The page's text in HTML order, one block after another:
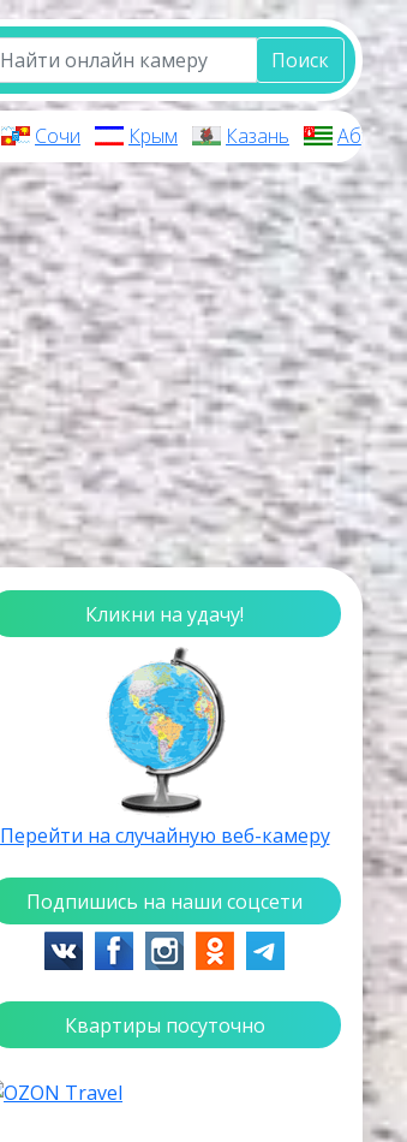
Поиск
Сочи Крым Казань
Кликни на удачу!
Перейти на случайную веб-камеру
Подпишись на наши соцсети
Квартиры посуточно